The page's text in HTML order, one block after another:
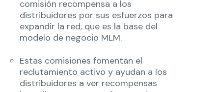
comisión recompensa a los
distribuidores por sus esfuerzos para
expandir la red, que es la base del
modelo de negocio MLM.
Estas comisiones fomentan el
reclutamiento activo y ayudan a los
distribuidores a ver recompensas